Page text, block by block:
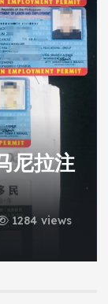
尼拉注
1284 views